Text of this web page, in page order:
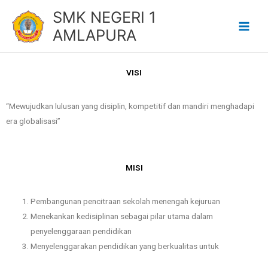
konten
SMK NEGERI 1
AMLAPURA
VISI
“Mewujudkan lulusan yang disiplin, kompetitif dan mandiri menghadapi
era globalisasi”
MISI
Pembangunan pencitraan sekolah menengah kejuruan
Menekankan kedisiplinan sebagai pilar utama dalam
penyelenggaraan pendidikan
Menyelenggarakan pendidikan yang berkualitas untuk